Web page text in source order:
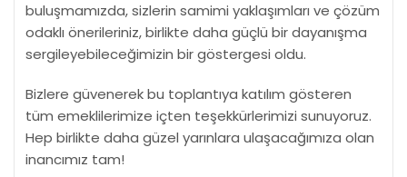
buluşmamızda, sizlerin samimi yaklaşımları ve çözüm
odaklı önerileriniz, birlikte daha güçlü bir dayanışma
sergileyebileceğimizin bir göstergesi oldu.
Bizlere güvenerek bu toplantıya katılım gösteren
tüm emeklilerimize içten teşekkürlerimizi sunuyoruz.
Hep birlikte daha güzel yarınlara ulaşacağımıza olan
inancımız tam!